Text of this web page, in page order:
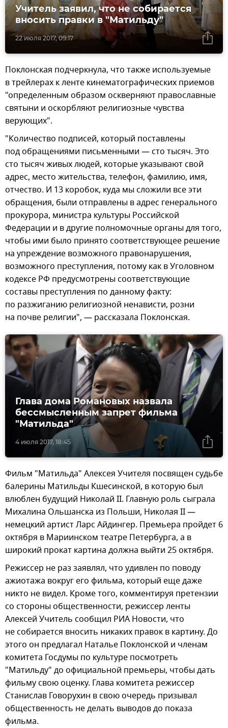
22 июля 2017, 09:17
Учитель заявил, что не собирается
вносить правки в "Матильду"
Поклонская подчеркнула, что также используемые
в трейлерах к ленте кинематографических приемов
"определенным образом оскверняют православные
святыни и оскорбляют религиозные чувства
верующих".
"Количество подписей, который поставлены
под обращениями письменными — сто тысяч. Это
сто тысяч живых людей, которые указывают свой
адрес, место жительства, телефон, фамилию, имя,
отчество. И 13 коробок, куда мы сложили все эти
обращения, были отправлены в адрес генерального
прокурора, министра культуры Российской
Федерации и в другие полномочные органы для того,
чтобы ими было принято соответствующее решение
на упреждение возможного правонарушения,
возможного преступления, потому как в Уголовном
кодексе РФ предусмотрены соответствующие
составы преступления по данному факту:
по разжиганию религиозной ненависти, розни
на почве религии", — рассказала Поклонская.
4 июля 2017, 18:45
Глава дома Романовых назвала
бессмысленным запрет фильма
"Матильда"
Фильм "Матильда" Алексея Учителя посвящен судьбе
балерины Матильды Кшесинской, в которую был
влюблен будущий Николай II. Главную роль сыграла
Михалина Ольшанска из Польши, Николая II —
немецкий артист Ларс Айдингер. Премьера пройдет 6
октября в Мариинском театре Петербурга, а в
широкий прокат картина должна выйти 25 октября.
Режиссер не раз заявлял, что удивлен по поводу
ажиотажа вокруг его фильма, который еще даже
никто не видел. Кроме того, комментируя претензии
со стороны общественности, режиссер ленты
Алексей Учитель сообщил РИА Новости, что
не собирается вносить никаких правок в картину. До
этого он предлагал Наталье Поклонской и членам
комитета Госдумы по культуре посмотреть
"Матильду" до официальной премьеры, чтобы дать
фильму свою оценку. Глава комитета режиссер
Станислав Говорухин в свою очередь призывал
общественность не делать выводов до показа
фильма.